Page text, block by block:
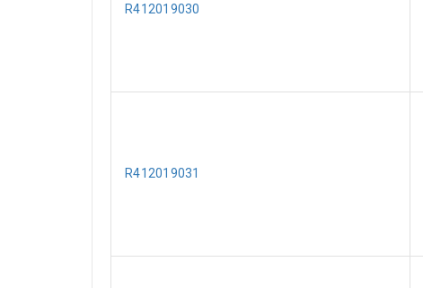
R412019030
R412019031